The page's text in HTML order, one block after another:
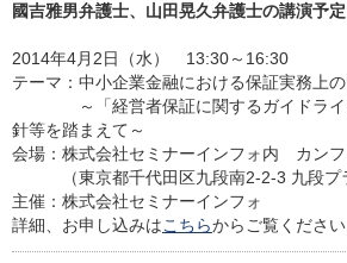
國吉雅男弁護士、山田晃久弁護士の講演予定
2014年4月2日（水） 13:30～16:30
テーマ：中小企業金融における保証実務上
～「経営者保証に関するガイドライ
針等を踏まえて～
会場：株式会社セミナーインフォ内 カンフ
（東京都千代田区九段南2-2-3 九段プラ
主催：株式会社セミナーインフォ
詳細、お申し込みはこちらからご覧ください